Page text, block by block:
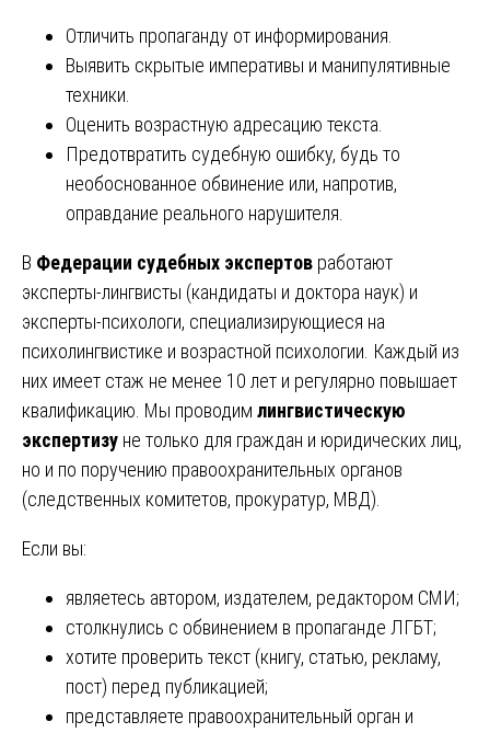
Отличить пропаганду от информирования.
Выявить скрытые императивы и манипулятивные
техники.
Оценить возрастную адресацию текста.
Предотвратить судебную ошибку, будь то
необоснованное обвинение или, напротив,
оправдание реального нарушителя.
В Федерации судебных экспертов работают
эксперты-лингвисты (кандидаты и доктора наук) и
эксперты-психологи, специализирующиеся на
психолингвистике и возрастной психологии. Каждый из
них имеет стаж не менее 10 лет и регулярно повышает
квалификацию. Мы проводим лингвистическую
экспертизу не только для граждан и юридических лиц,
но и по поручению правоохранительных органов
(следственных комитетов, прокуратур, МВД).
Если вы:
являетесь автором, издателем, редактором СМИ;
столкнулись с обвинением в пропаганде ЛГБТ;
хотите проверить текст (книгу, статью, рекламу,
пост) перед публикацией;
представляете правоохранительный орган и